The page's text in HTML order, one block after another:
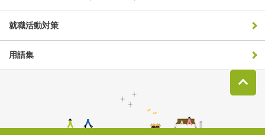
就職活動対策
用語集